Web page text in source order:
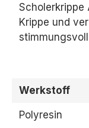
Scholerkrippe
Krippe und
Werkstoff
Polyresin